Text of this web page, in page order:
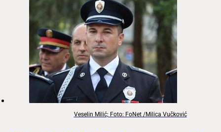
Veselin Milić; Foto: FoNet /Milica Vučković